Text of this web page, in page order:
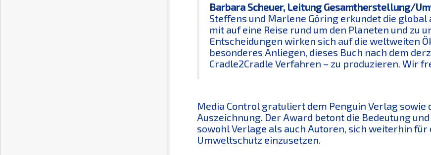
Barbara Scheuer, Leitung Gesamtherstellung/
Steffens und Marlene Göring erkundet die
mit auf eine Reise rund um den Planeten und zu
Entscheidungen wirken sich auf die weltweiten
besonderes Anliegen, dieses Buch nach dem
Cradle2Cradle Verfahren – zu produzieren. Wir
Media Control gratuliert dem Penguin Verlag
Auszeichnung. Der Award betont die Bedeutung
sowohl Verlage als auch Autoren, sich weiterhin
Umweltschutz einzusetzen.